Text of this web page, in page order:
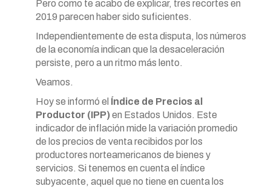
Pero como te acabo de explicar, tres recortes en
2019 parecen haber sido suficientes.
Independientemente de esta disputa, los números
de la economía indican que la desaceleración
persiste, pero a un ritmo más lento.
Veamos.
Hoy se informó el Índice de Precios al
Productor (IPP)en Estados Unidos. Este
indicador de inflación mide la variación promedio
de los precios de venta recibidos por los
productores norteamericanos de bienes y
servicios. Si tenemos en cuenta el índice
subyacente, aquel que no tiene en cuenta los